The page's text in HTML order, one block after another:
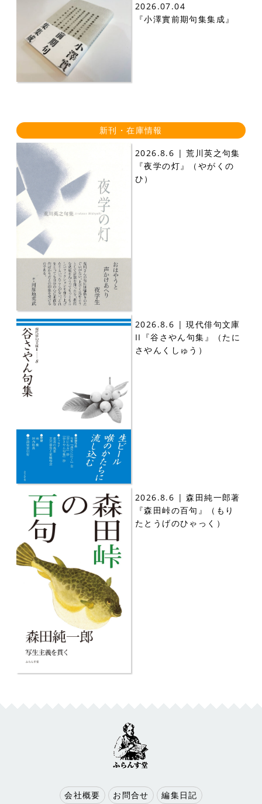
2026.07.04
『小澤實前期句集集成』
新刊・在庫情報
2026.8.6 | 荒川英之句集
『夜学の灯』（やがくの
ひ）
2026.8.6 | 現代俳句文庫
II『谷さやん句集』（たに
さやんくしゅう）
2026.8.6 | 森田純一郎著
『森田峠の百句』（もり
たとうげのひゃっく）
会社概要 お問合せ 編集日記